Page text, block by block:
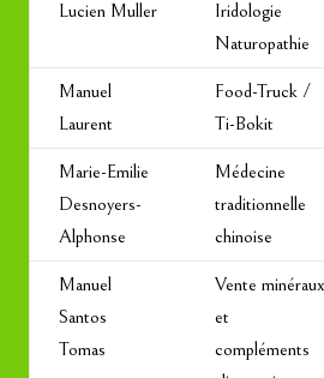
Lucien Muller
Iridologie
Naturopathie
Manuel
Laurent
Food-Truck /
Ti-Bokit
Marie-Emilie
Desnoyers-
Alphonse
Médecine
traditionnelle
chinoise
Manuel
Santos
Tomas
Vente minéraux
et
compléments